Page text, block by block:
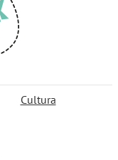
Cultura